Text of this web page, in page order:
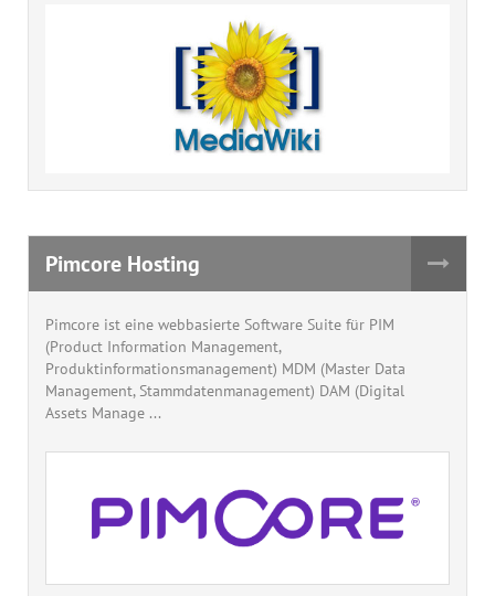
Pimcore Hosting
Pimcore ist eine webbasierte Software Suite für PIM
(Product Information Management,
Produktinformationsmanagement) MDM (Master Data
Management, Stammdatenmanagement) DAM (Digital
Assets Manage ...